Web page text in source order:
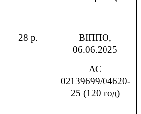
28 р.
ВІППО,
06.06.2025
АС
02139699/04620-
25 (120 год)